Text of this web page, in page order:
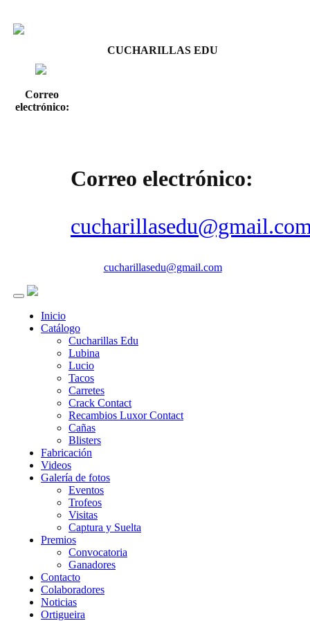
CUCHARILLAS EDU
Correo electrónico:
Correo
electrónico:
cucharillasedu@gmail.com
Inicio
Catálogo
Cucharillas Edu
Lubina
Lucio
Tacos
Carretes
Crack Contact
Recambios Luxor Contact
Cañas
Blisters
Fabricación
Videos
Galería de fotos
Eventos
Trofeos
Visitas
Captura y Suelta
Premios
Convocatoria
Ganadores
Contacto
Colaboradores
Noticias
Ortigueira